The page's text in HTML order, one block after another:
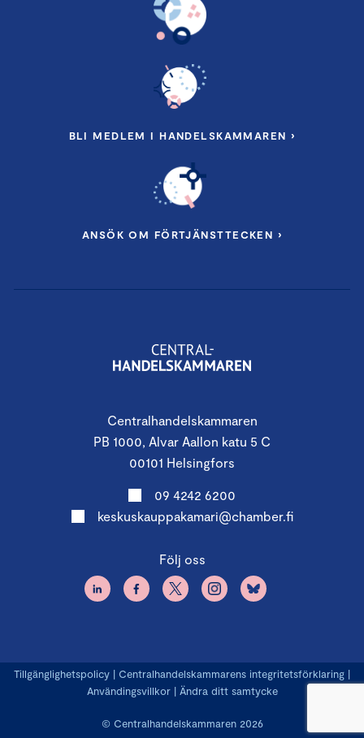
Centralhandelskammaren
PB 1000, Alvar Aallon katu 5 C
00101 Helsingfors
09 4242 6200
keskuskauppakamari@chamber.fi
Följ oss
BLI MEDLEM I HANDELSKAMMAREN ›
ANSÖK OM FÖRTJÄNSTTECKEN ›
© Centralhandelskammaren 2026
Tillgänglighetspolicy | Centralhandelskammarens integritetsförklaring |
Användingsvillkor| Ändra ditt samtycke